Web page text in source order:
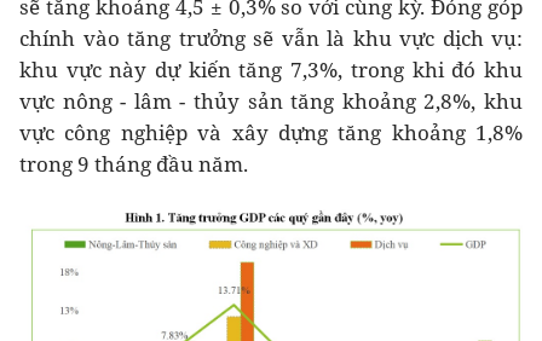
sẽ tăng khoảng 4,5 ± 0,3% so với cùng kỳ. Đóng góp
chính vào tăng trưởng sẽ vẫn là khu vực dịch vụ:
khu vực này dự kiến tăng 7,3%, trong khi đó khu
vực nông - lâm - thủy sản tăng khoảng 2,8%, khu
vực công nghiệp và xây dựng tăng khoảng 1,8%
trong 9 tháng đầu năm.